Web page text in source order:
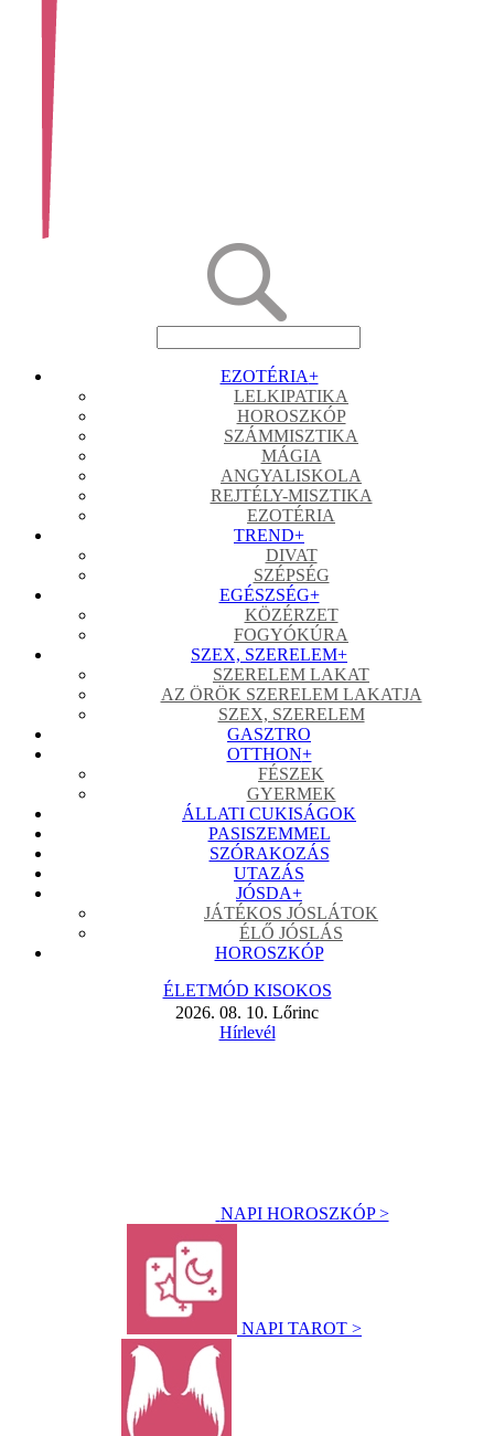
EZOTÉRIA+
LELKIPATIKA
HOROSZKÓP
SZÁMMISZTIKA
MÁGIA
ANGYALISKOLA
REJTÉLY-MISZTIKA
EZOTÉRIA
TREND+
DIVAT
SZÉPSÉG
EGÉSZSÉG+
KÖZÉRZET
FOGYÓKÚRA
SZEX, SZERELEM+
SZERELEM LAKAT
AZ ÖRÖK SZERELEM LAKATJA
SZEX, SZERELEM
GASZTRO
OTTHON+
FÉSZEK
GYERMEK
ÁLLATI CUKISÁGOK
PASISZEMMEL
SZÓRAKOZÁS
UTAZÁS
JÓSDA+
JÁTÉKOS JÓSLÁTOK
ÉLŐ JÓSLÁS
HOROSZKÓP
ÉLETMÓD KISOKOS
2026. 08. 10. Lőrinc
Hírlevél
NAPI HOROSZKÓP >
NAPI TAROT >